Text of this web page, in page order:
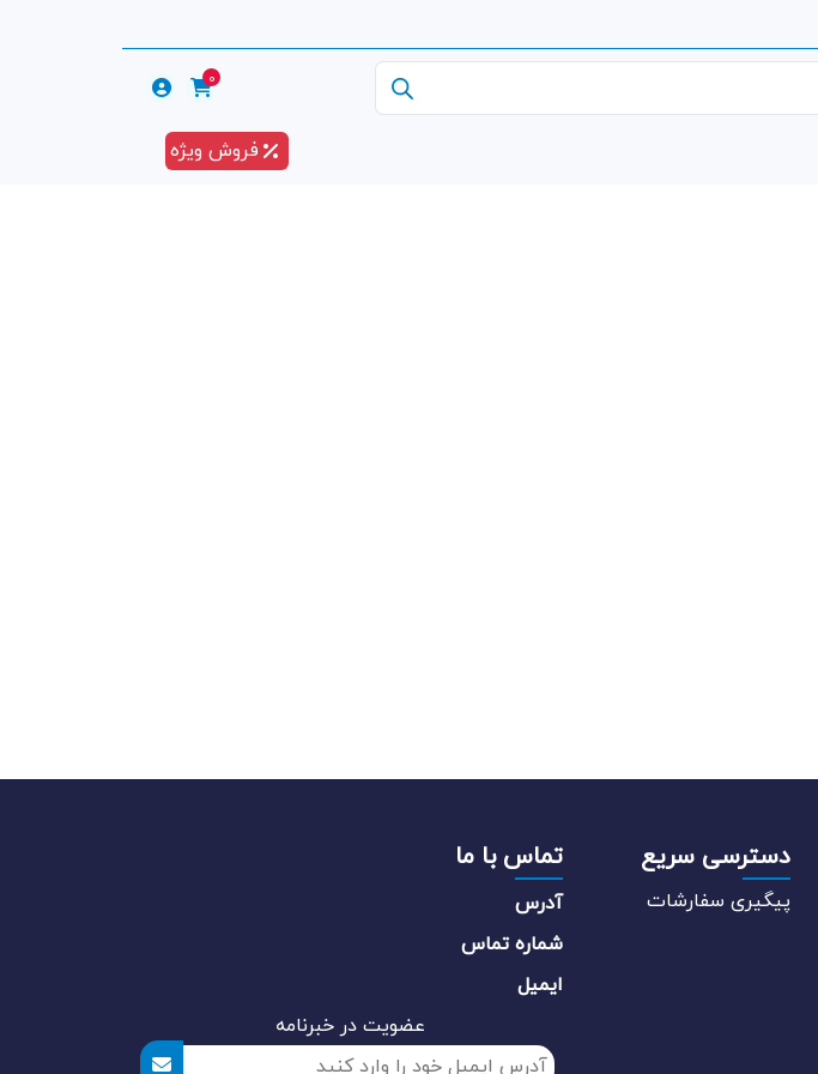
0
فروش ویژه
دسترسی سریع
پیگیری سفارشات
تماس با ما
آدرس
شماره تماس
ایمیل
عضویت در خبرنامه